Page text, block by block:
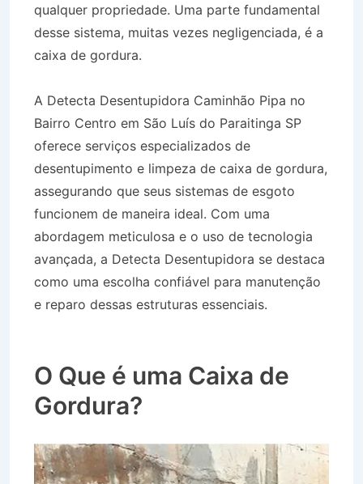
qualquer propriedade. Uma parte fundamental
desse sistema, muitas vezes negligenciada, é a
caixa de gordura.
A Detecta Desentupidora Caminhão Pipa no
Bairro Centro em São Luís do Paraitinga SP
oferece serviços especializados de
desentupimento e limpeza de caixa de gordura,
assegurando que seus sistemas de esgoto
funcionem de maneira ideal. Com uma
abordagem meticulosa e o uso de tecnologia
avançada, a Detecta Desentupidora se destaca
como uma escolha confiável para manutenção
e reparo dessas estruturas essenciais.
O Que é uma Caixa de
Gordura?